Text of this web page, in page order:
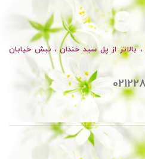
، بالاتر از پل سید خندان ، نبش خیابان